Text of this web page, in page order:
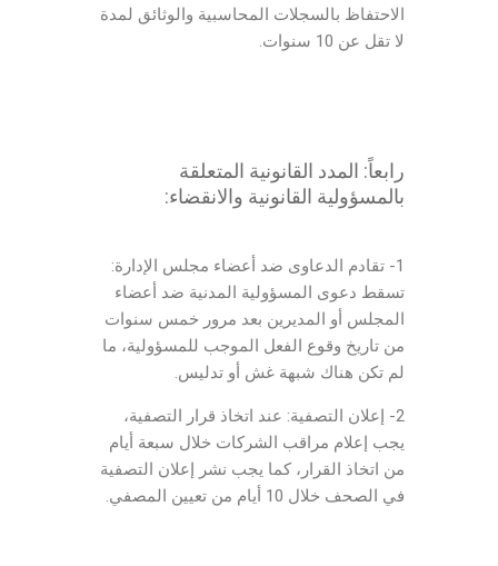
الاحتفاظ بالسجلات المحاسبية والوثائق لمدة
لا تقل عن 10 سنوات.
رابعاً: المدد القانونية المتعلقة
بالمسؤولية القانونية والانقضاء:
1- تقادم الدعاوى ضد أعضاء مجلس الإدارة:
تسقط دعوى المسؤولية المدنية ضد أعضاء
المجلس أو المديرين بعد مرور خمس سنوات
من تاريخ وقوع الفعل الموجب للمسؤولية، ما
لم تكن هناك شبهة غش أو تدليس.
2- إعلان التصفية: عند اتخاذ قرار التصفية،
يجب إعلام مراقب الشركات خلال سبعة أيام
من اتخاذ القرار، كما يجب نشر إعلان التصفية
في الصحف خلال 10 أيام من تعيين المصفي.